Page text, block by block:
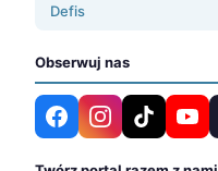
Defis
Obserwuj nas